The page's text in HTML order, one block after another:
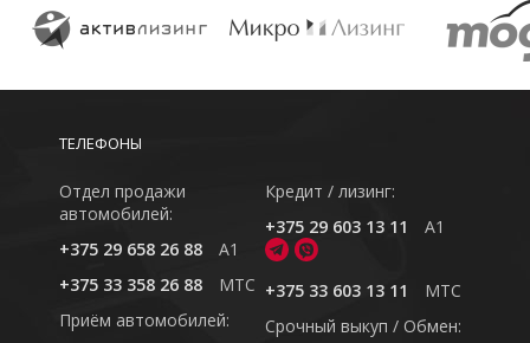
ТЕЛЕФОНЫ
Отдел продажи
автомобилей:
+375 29 658 26 88
A1
+375 33 358 26 88
MTC
Приём автомобилей:
Кредит / лизинг:
+375 29 603 13 11
A1
+375 33 603 13 11
MTC
Cрочный выкуп / Обмен: